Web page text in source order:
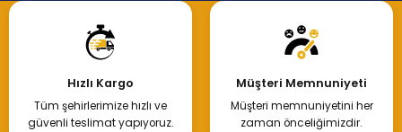
Hızlı Kargo
Tüm şehirlerimize hızlı ve
güvenli teslimat yapıyoruz.
Müşteri Memnuniyeti
Müşteri memnuniyetini her
zaman önceliğimizdir.